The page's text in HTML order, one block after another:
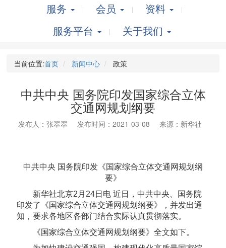
服务
会员
资料
服务平台
关于我们
当前位置:首页 新闻中心 政策
中共中央 国务院印发国家综合立体
交通网规划纲要
发布人：张翠翠 发布时间：2021-03-08 来源：新华社
中共中央 国务院印发《国家综合立体交通网规划纲
要》
新华社北京2月24日电 近日，中共中央、国务院
印发了《国家综合立体交通网规划纲要》，并发出通
知，要求各地区各部门结合实际认真贯彻落实。
《国家综合立体交通网规划纲要》全文如下。